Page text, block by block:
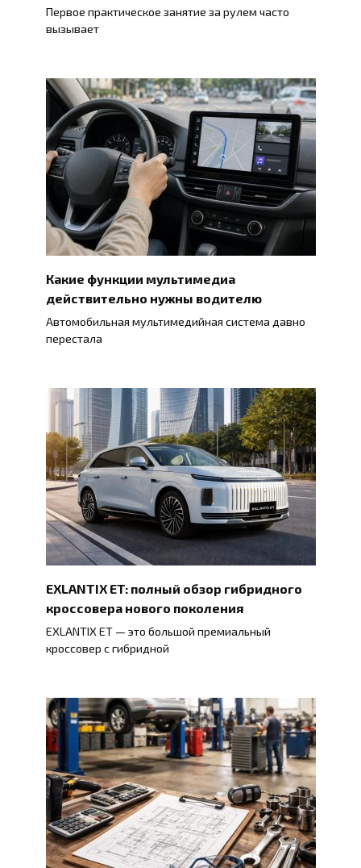
Первое практическое занятие за рулем часто
вызывает
Какие функции мультимедиа
действительно нужны водителю
Автомобильная мультимедийная система давно
перестала
EXLANTIX ET: полный обзор гибридного
кроссовера нового поколения
EXLANTIX ET — это большой премиальный
кроссовер с гибридной